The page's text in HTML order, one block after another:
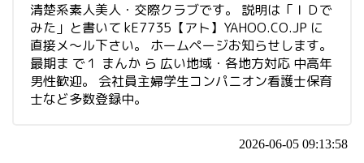
清楚系素人美人・交際クラブです。 説明は「ＩＤで
みた」と書いて kE7735【アト】YAHOO.CO.JP に
直接メ～ル下さい。 ホームページお知らせします。
最期ま で１ まんか ら 広い地域・各地方対応 中高年
男性歓迎。 会社員主婦学生コンパニオン看護士保育
士など多数登録中。
2026-06-05 09:13:58